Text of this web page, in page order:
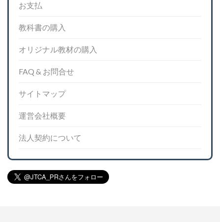
お支払
教科書の購入
オリジナル教材の購入
FAQ & お問合せ
サイトマップ
運営会社概要
法人契約について